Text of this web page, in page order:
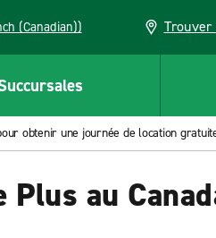
(Canadian)) Trouver
obtenir une journée de location
au